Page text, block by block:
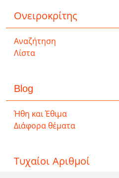
Ονειροκρίτης
Αναζήτηση
Λίστα
Blog
Ήθη και Έθιμα
Διάφορα θέματα
Τυχαίοι Αριθμοί